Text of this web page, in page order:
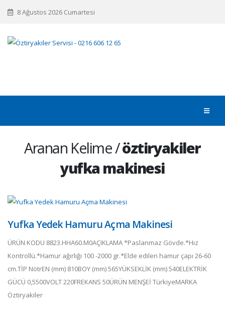
8 Ağustos 2026 Cumartesi
Aranan Kelime /öztiryakiler
yufka makinesi
Yufka Yedek Hamuru Açma Makinesi
ÜRÜN KODU 8823.HHA60.M0AÇIKLAMA *Paslanmaz Gövde.*Hız
Kontrollü.*Hamur ağırlığı 100 -2000 gr.*Elde edilen hamur çapı 26-60
cm.TİP NötrEN (mm) 810BOY (mm) 565YÜKSEKLİK (mm) 540ELEKTRİK
GÜCÜ 0,5500VOLT 220FREKANS 50ÜRÜN MENŞEİ TürkiyeMARKA
Öztiryakiler